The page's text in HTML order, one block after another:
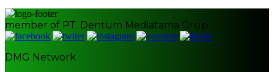
member of PT. Dentum Mediatama Grup
DMG Network